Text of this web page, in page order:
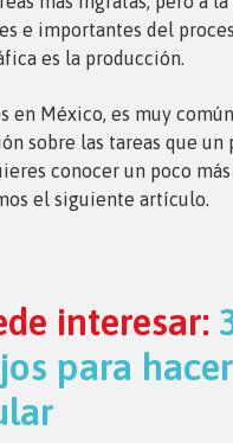
e importantes del
es la producción.
en México, es muy
sobre las tareas que
conocer un poco
el siguiente artículo.
interesar:
para